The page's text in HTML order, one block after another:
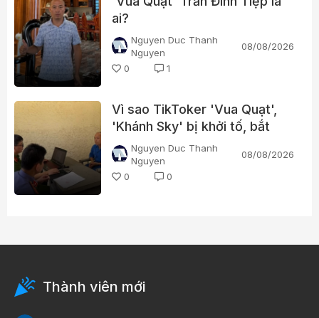
ai?
Nguyen Duc Thanh
Nguyen
08/08/2026
0
1
Vì sao TikToker 'Vua Quạt',
'Khánh Sky' bị khởi tố, bắt
tạm giam?
Nguyen Duc Thanh
Nguyen
08/08/2026
0
0
Thành viên mới